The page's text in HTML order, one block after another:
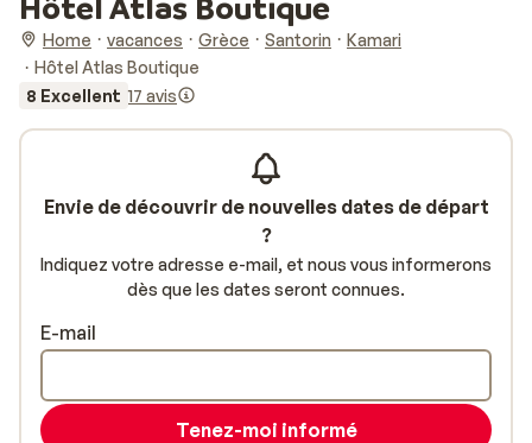
Home vacances Grèce Santorin
Kamari
Hôtel Atlas Boutique
8 Excellent 17 avis
Envie de découvrir de nouvelles dates de départ
?
Indiquez votre adresse e-mail, et nous vous informerons
dès que les dates seront connues.
E-mail
Tenez-moi informé